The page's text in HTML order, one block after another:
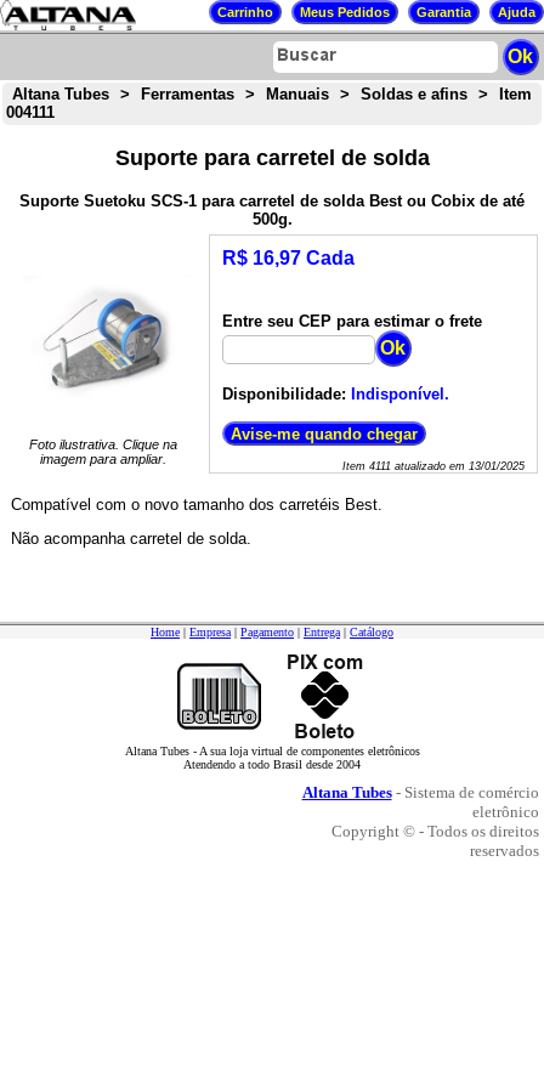
Altana Tubes > Ferramentas > Manuais > Soldas e afins >
Item
004111
Suporte para carretel de solda
Suporte Suetoku SCS-1 para carretel de solda Best ou Cobix de até
500g.
Foto ilustrativa. Clique na
imagem para ampliar.
R$ 16,97 Cada
Entre seu CEP para estimar o frete
Disponibilidade: Indisponível.
Item 4111atualizado em 13/01/2025
Compatível com o novo tamanho dos carretéis Best.
Não acompanha carretel de solda.
Home | Empresa | Pagamento | Entrega | Catálogo
Altana Tubes - A sua loja virtual de componentes eletrônicos
Atendendo a todo Brasil desde 2004
Altana Tubes- Sistema de comércio
eletrônico
Copyright © - Todos os direitos
reservados